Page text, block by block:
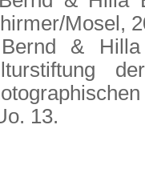
Mosel,
& Hilla
13.